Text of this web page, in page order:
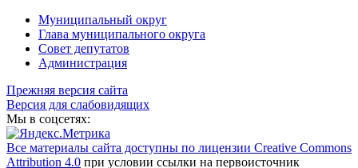
Муниципальный округ
Глава муниципального округа
Совет депутатов
Администрация
Прежняя версия сайта
Версия для слабовидящих
Мы в соцсетях:
Все материалы сайта доступны по лицензии Creative Commons
Attribution 4.0 при условии ссылки на первоисточник